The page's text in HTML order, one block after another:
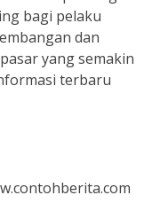
bagi pelaku
dan
yang semakin
terbaru